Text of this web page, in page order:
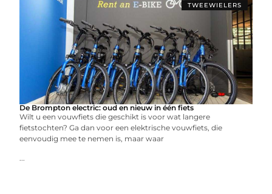
TWEEWIELERS
De Brompton electric: oud en nieuw in één fiets
Wilt u een vouwfiets die geschikt is voor wat langere
fietstochten? Ga dan voor een elektrische vouwfiets, die
eenvoudig mee te nemen is, maar waar
...